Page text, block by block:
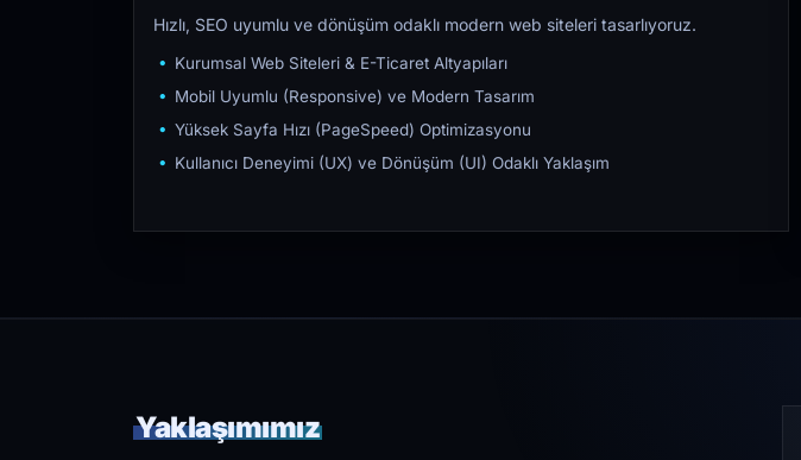
Hızlı, SEO uyumlu ve dönüşüm odaklı modern web siteleri tasarlıyoruz.
Kurumsal Web Siteleri & E-Ticaret Altyapıları
Mobil Uyumlu (Responsive) ve Modern Tasarım
Yüksek Sayfa Hızı (PageSpeed) Optimizasyonu
Kullanıcı Deneyimi (UX) ve Dönüşüm (UI) Odaklı Yaklaşım
Yaklaşımımız